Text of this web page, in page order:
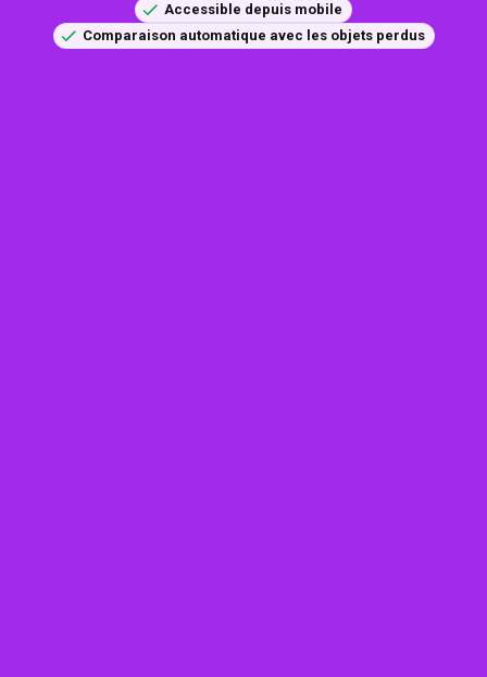
Accessible depuis mobile
Comparaison automatique avec les objets perdus